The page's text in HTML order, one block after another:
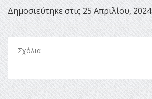
Δημοσιεύτηκε στις 25 Απριλίου, 2024
Σχόλια